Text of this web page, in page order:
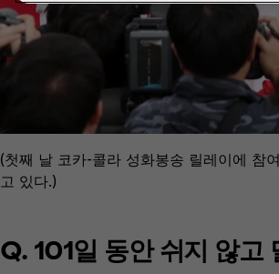
(첫째 날 코카-콜라 성화봉송 릴레이에 참
고 있다.)
Q. 101일 동안 쉬지 않고